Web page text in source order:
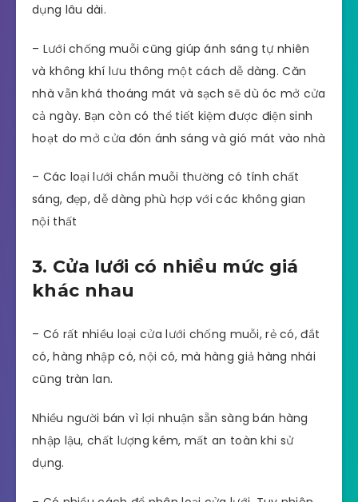
dụng lâu dài.
– Lưới chống muỗi cũng giúp ánh sáng tự nhiên
và không khí lưu thông một cách dễ dàng. Căn
nhà vẫn khá thoáng mát và sạch sẽ dù óc mở cửa
cả ngày. Bạn còn có thể tiết kiệm được điện sinh
hoạt do mở cửa đón ánh sáng và gió mát vào nhà
– Các loại lưới chắn muỗi thường có tính chất
sáng, đẹp, dễ dàng phù hợp với các không gian
nội thất
3. Cửa lưới có nhiều mức giá
khác nhau
– Có rất nhiều loại cửa lưới chống muỗi, rẻ có, đắt
có, hàng nhập có, nội có, mà hàng giả hàng nhái
cũng tràn lan.
Nhiều người bán vì lợi nhuận sẵn sàng bán hàng
nhập lậu, chất lượng kém, mất an toàn khi sử
dụng.